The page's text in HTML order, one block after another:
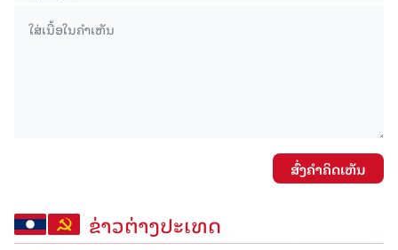
ສົ່ງຄໍາຄິດເຫັນ
ຂ່າວຕ່າງປະເທດ